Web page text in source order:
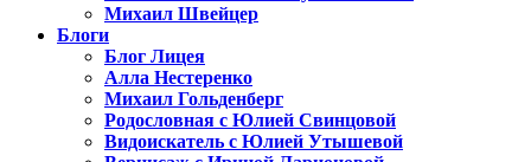
Михаил Швейцер
Блоги
Блог Лицея
Алла Нестеренко
Михаил Гольденберг
Родословная с Юлией Свинцовой
Видоискатель с Юлией Утышевой